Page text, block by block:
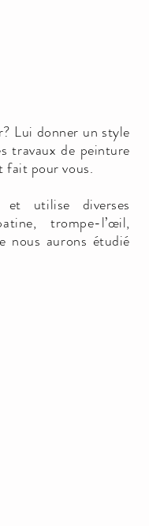
Lui donner un style
travaux de peinture
fait pour vous.
et utilise diverses
trompe-l’œil,
nous aurons étudié